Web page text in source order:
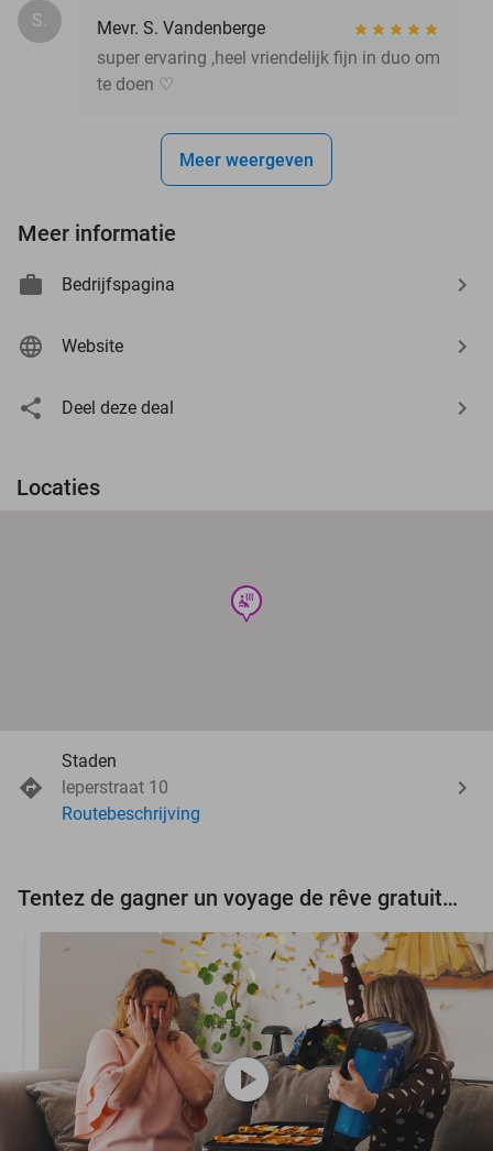
S.
Mevr. S. Vandenberge
super ervaring ,heel vriendelijk fijn in duo om
te doen ♡
Meer weergeven
Meer informatie
Bedrijfspagina
Website
Deel deze deal
Locaties
wellness
Staden
leperstraat 10
Routebeschrijving
Tentez de gagner un voyage de rêve gratuit d'une valeur de 3.000 € !
play_circle